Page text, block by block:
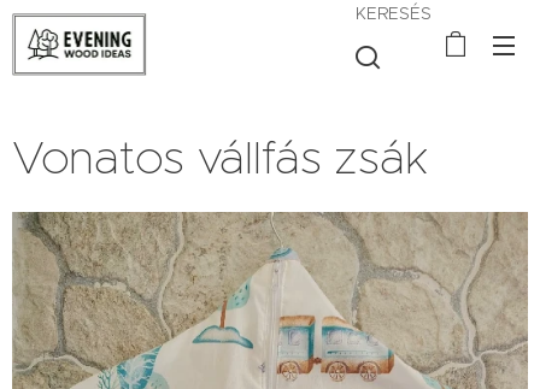
KERESÉS
Vonatos vállfás zsák